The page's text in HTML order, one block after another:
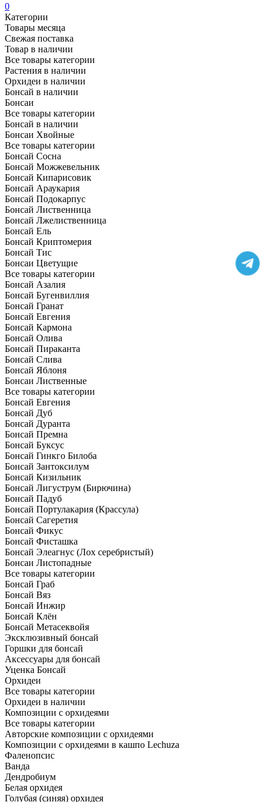
0
Категории
Товары месяца
Свежая поставка
Товар в наличии
Все товары категории
Растения в наличии
Орхидеи в наличии
Бонсай в наличии
Бонсаи
Все товары категории
Бонсай в наличии
Бонсаи Хвойные
Все товары категории
Бонсай Сосна
Бонсай Можжевельник
Бонсай Кипарисовик
Бонсай Араукария
Бонсай Подокарпус
Бонсай Лиственница
Бонсай Лжелиственница
Бонсай Ель
Бонсай Криптомерия
Бонсай Тис
Бонсаи Цветущие
Все товары категории
Бонсай Азалия
Бонсай Бугенвиллия
Бонсай Гранат
Бонсай Евгения
Бонсай Кармона
Бонсай Олива
Бонсай Пираканта
Бонсай Слива
Бонсай Яблоня
Бонсаи Лиственные
Все товары категории
Бонсай Евгения
Бонсай Дуб
Бонсай Дуранта
Бонсай Премна
Бонсай Буксус
Бонсай Гинкго Билоба
Бонсай Зантоксилум
Бонсай Кизильник
Бонсай Лигуструм (Бирючина)
Бонсай Падуб
Бонсай Портулакария (Крассула)
Бонсай Сагеретия
Бонсай Фикус
Бонсай Фисташка
Бонсай Элеагнус (Лох серебристый)
Бонсаи Листопадные
Все товары категории
Бонсай Граб
Бонсай Вяз
Бонсай Инжир
Бонсай Клён
Бонсай Метасеквойя
Эксклюзивный бонсай
Горшки для бонсай
Аксессуары для бонсай
Уценка Бонсай
Орхидеи
Все товары категории
Орхидеи в наличии
Композиции с орхидеями
Все товары категории
Авторские композиции с орхидеями
Композиции с орхидеями в кашпо Lechuza
Фаленопсис
Ванда
Дендробиум
Белая орхидея
Голубая (синяя) орхидея